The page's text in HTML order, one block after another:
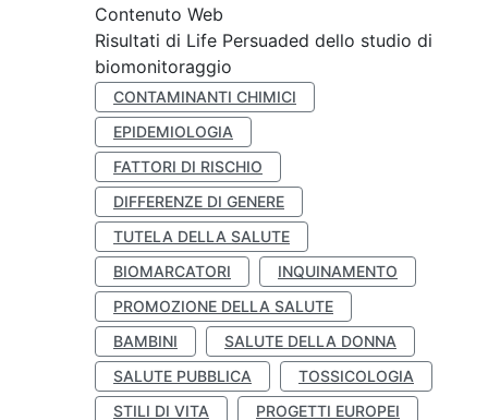
Contenuto Web
Risultati di Life Persuaded dello studio di
biomonitoraggio
CONTAMINANTI CHIMICI
EPIDEMIOLOGIA
FATTORI DI RISCHIO
DIFFERENZE DI GENERE
TUTELA DELLA SALUTE
BIOMARCATORI
INQUINAMENTO
PROMOZIONE DELLA SALUTE
BAMBINI
SALUTE DELLA DONNA
SALUTE PUBBLICA
TOSSICOLOGIA
STILI DI VITA
PROGETTI EUROPEI